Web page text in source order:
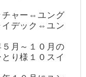
チャー⇔ユング
イデック⇔ユン
月～１０月の
り様１０スイ